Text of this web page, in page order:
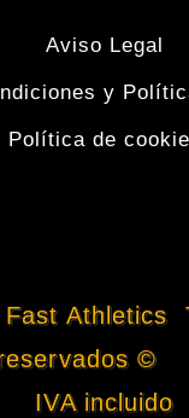
Aviso Legal
y
Política de
Athletics
©
IVA incluido